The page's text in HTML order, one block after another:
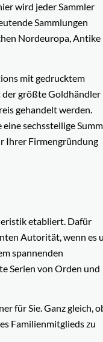
wird jeder Sammler
Sammlungen
Nordeuropa, Antike
mit gedrucktem
der größte Goldhändler
gehandelt werden.
sechsstellige
Ihrer Firmengründung
etabliert. Dafür
Autorität, wenn es
spannenden
Serien von Orden und
für Sie. Ganz gleich,
Familienmitglieds zu